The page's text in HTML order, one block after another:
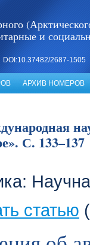
и
2687-1505
АРХИВ НОМЕРОВ
С. 133–137
статью